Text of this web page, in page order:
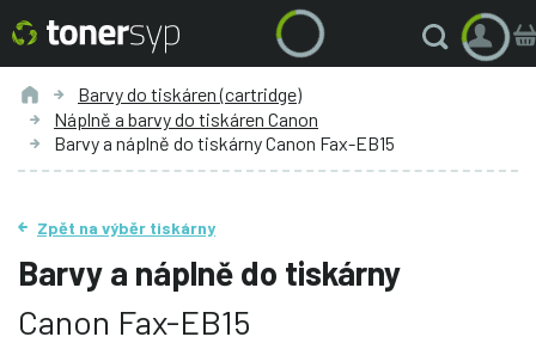
Barvy do tiskáren (cartridge)
Náplně a barvy do tiskáren Canon
Barvy a náplně do tiskárny Canon Fax-EB15
Zpět na výběr tiskárny
Barvy a náplně do tiskárny
Canon Fax-EB15